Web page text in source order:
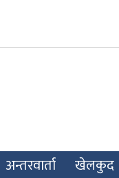
अन्तरवार्ता खेलकुद